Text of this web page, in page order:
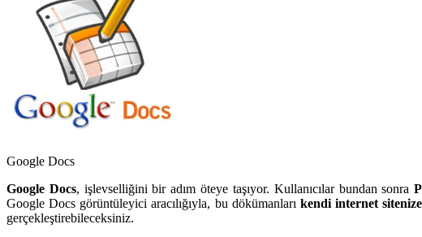
Google Docs
Google Docs, işlevselliğini bir adım öteye taşıyor. Kullanıcılar bundan sonra
Google Docs görüntüleyici aracılığıyla, bu dökümanları kendi internet
gerçekleştirebileceksiniz.